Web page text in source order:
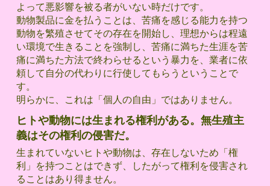
よって悪影響を被る者がいない時だけです。
動物製品に金を払うことは、苦痛を感じる能力を持つ
動物を繁殖させてその存在を開始し、理想からは程遠
い環境で生きることを強制し、苦痛に満ちた生涯を苦
痛に満ちた方法で終わらせるという暴力を、業者に依
頼して自分の代わりに行使してもらうということで
す。
明らかに、これは「個人の自由」ではありません。
ヒトや動物には生まれる権利がある。無生殖主
義はその権利の侵害だ。
生まれていないヒトや動物は、存在しないため「権
利」を持つことはできず、したがって権利を侵害され
ることはあり得ません。